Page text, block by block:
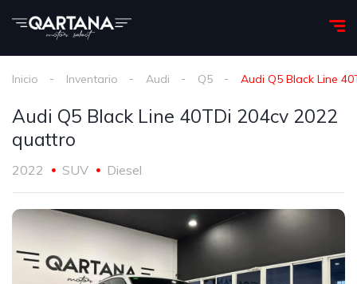
Inicio Inventario Audi Q5 Audi Q5 Black Line
Audi Q5 Black Line 40TDi 204cv 2022
quattro
2022 SUV Diesel